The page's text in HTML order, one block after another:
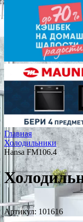
Главная
Холодильники
Hansa FM106.4
Артикул: 101616